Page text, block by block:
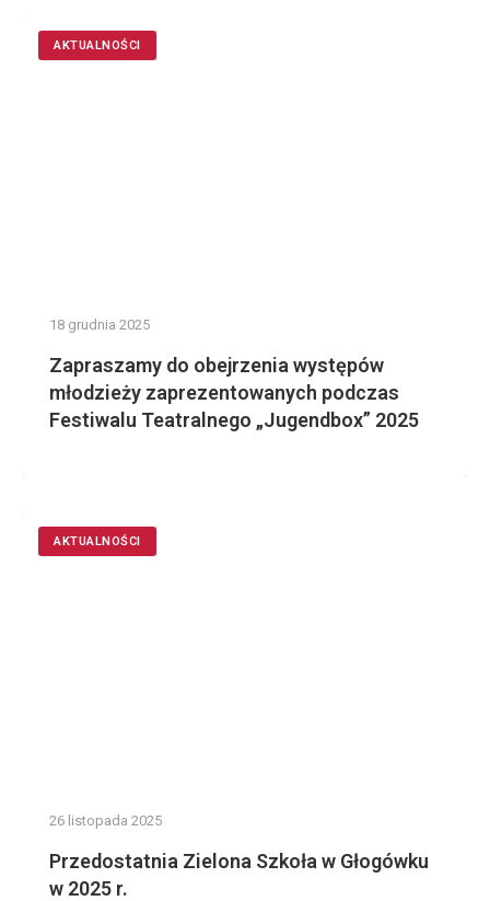
AKTUALNOŚCI
18 grudnia 2025
Zapraszamy do obejrzenia występów
młodzieży zaprezentowanych podczas
Festiwalu Teatralnego „Jugendbox” 2025
AKTUALNOŚCI
26 listopada 2025
Przedostatnia Zielona Szkoła w Głogówku
w 2025 r.